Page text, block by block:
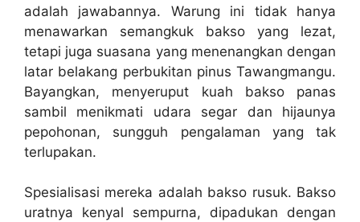
adalah jawabannya. Warung ini tidak hanya
menawarkan semangkuk bakso yang lezat,
tetapi juga suasana yang menenangkan dengan
latar belakang perbukitan pinus Tawangmangu.
Bayangkan, menyeruput kuah bakso panas
sambil menikmati udara segar dan hijaunya
pepohonan, sungguh pengalaman yang tak
terlupakan.
Spesialisasi mereka adalah bakso rusuk. Bakso
uratnya kenyal sempurna, dipadukan dengan